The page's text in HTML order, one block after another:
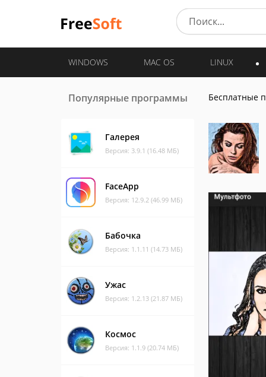
WINDOWS MAC OS LINUX
Популярные программы
Галерея
Версия: 3.9.1 (16.48 МБ)
FaceApp
Версия: 12.9.2 (46.99 МБ)
Бабочка
Версия: 1.1.11 (14.73 МБ)
Ужас
Версия: 1.2.13 (21.87 МБ)
Космос
Версия: 1.1.9 (20.74 МБ)
Бесплатные